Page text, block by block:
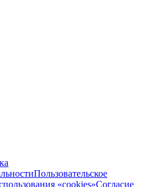
Пользовательское
«cookies»Согласие